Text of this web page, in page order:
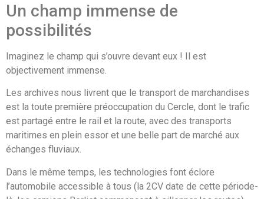
Un champ immense de
possibilités
Imaginez le champ qui s’ouvre devant eux ! Il est
objectivement immense.
Les archives nous livrent que le transport de marchandises
est la toute première préoccupation du Cercle, dont le trafic
est partagé entre le rail et la route, avec des transports
maritimes en plein essor et une belle part de marché aux
échanges fluviaux.
Dans le même temps, les technologies font éclore
l’automobile accessible à tous (la 2CV date de cette période-